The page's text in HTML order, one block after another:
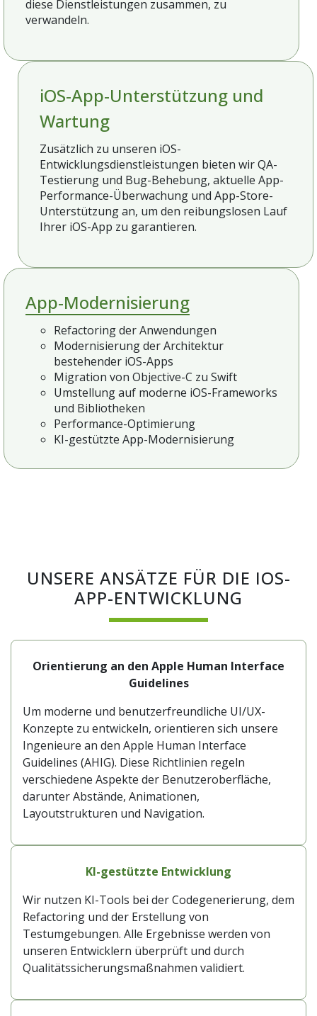
diese Dienstleistungen zusammen, zu
verwandeln.
iOS-App-Unterstützung und
Wartung
Zusätzlich zu unseren iOS-
Entwicklungsdienstleistungen bieten wir QA-
Testierung und Bug-Behebung, aktuelle App-
Performance-Überwachung und App-Store-
Unterstützung an, um den reibungslosen Lauf
Ihrer iOS-App zu garantieren.
App-Modernisierung
Refactoring der Anwendungen
Modernisierung der Architektur
bestehender iOS-Apps
Migration von Objective-C zu Swift
Umstellung auf moderne iOS-Frameworks
und Bibliotheken
Performance-Optimierung
KI-gestützte App-Modernisierung
UNSERE ANSÄTZE FÜR DIE IOS-
APP-ENTWICKLUNG
Orientierung an den Apple Human Interface
Guidelines
Um moderne und benutzerfreundliche UI/UX-
Konzepte zu entwickeln, orientieren sich unsere
Ingenieure an den Apple Human Interface
Guidelines (AHIG). Diese Richtlinien regeln
verschiedene Aspekte der Benutzeroberfläche,
darunter Abstände, Animationen,
Layoutstrukturen und Navigation.
KI-gestützte Entwicklung
Wir nutzen KI-Tools bei der Codegenerierung, dem
Refactoring und der Erstellung von
Testumgebungen. Alle Ergebnisse werden von
unseren Entwicklern überprüft und durch
Qualitätssicherungsmaßnahmen validiert.